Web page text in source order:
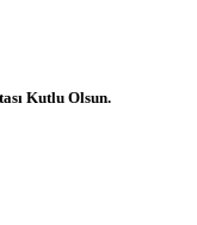
Kutlu Olsun.